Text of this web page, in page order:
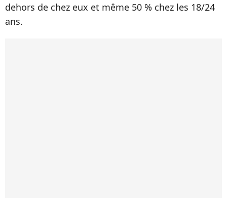
dehors de chez eux et même 50 % chez les 18/24
ans.